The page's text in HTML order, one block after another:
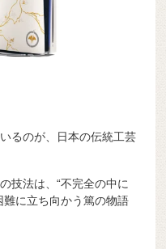
るのが、日本の伝統工芸
技法は、“不完全の中に
難に立ち向かう篤の物語